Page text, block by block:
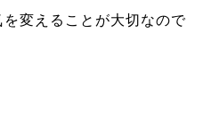
変えることが大切なので